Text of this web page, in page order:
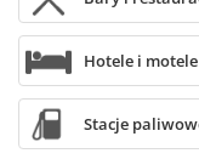
Hotele i motele
Stacje